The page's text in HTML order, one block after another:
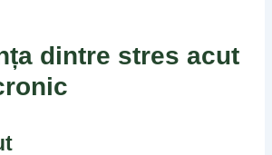
dintre stres acut